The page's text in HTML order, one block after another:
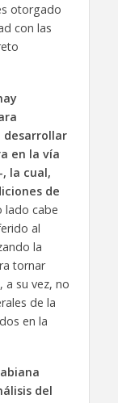
otorgado
con las
desarrollar
en la vía
la cual,
de
lado cabe
al
la
tornar
a su vez, no
de la
en la
del